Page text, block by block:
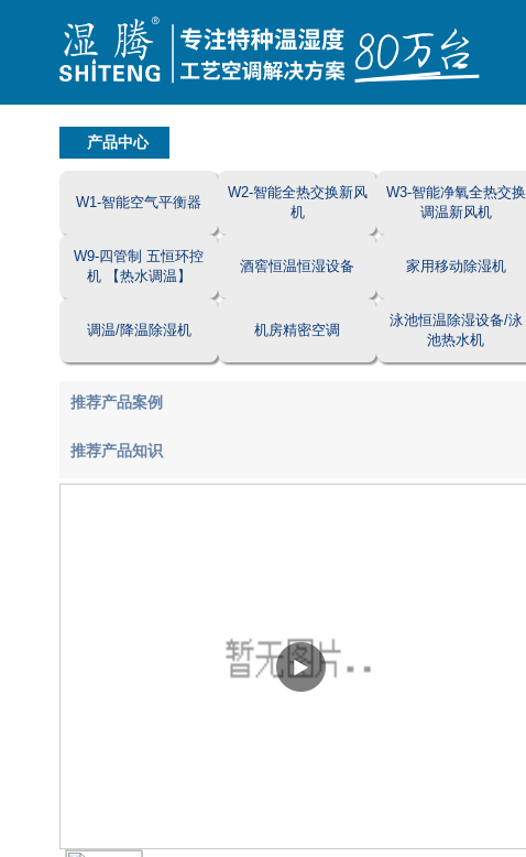
产品中心
W1-智能空气平衡器
W2-智能全热交换新风
机
W3-智能净氧全热交换
调温新风机
W9-四管制 五恒环控
机 【热水调温】
酒窖恒温恒湿设备 家用移动除湿机
调温/降温除湿机 机房精密空调
泳池恒温除湿设备/泳
池热水机
推荐产品案例
推荐产品知识